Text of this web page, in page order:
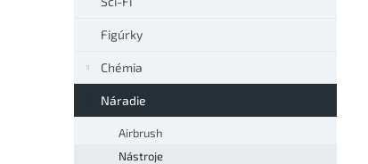
Figúrky
Chémia
Náradie
Airbrush
Nástroje